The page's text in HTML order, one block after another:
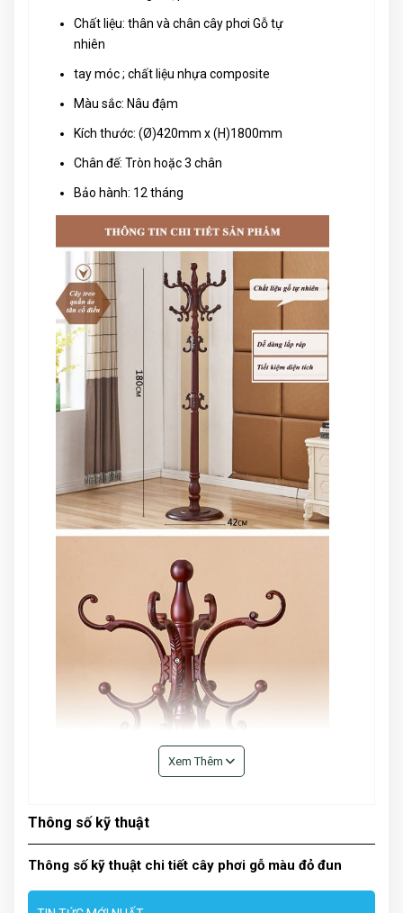
Chất liệu: thân và chân cây phơi Gỗ tự
nhiên
tay móc ; chất liệu nhựa composite
Màu sắc: Nâu đậm
Kích thước: (Ø)420mm x (H)1800mm
Chân đế: Tròn hoặc 3 chân
Bảo hành: 12 tháng
Xem Thêm
Thông số kỹ thuật
Thông số kỹ thuật chi tiết cây phơi gỗ màu đỏ đun